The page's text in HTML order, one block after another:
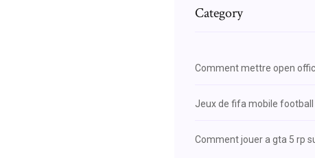
Category
Comment mettre open
Jeux de fifa mobile football
Comment jouer a gta 5 rp